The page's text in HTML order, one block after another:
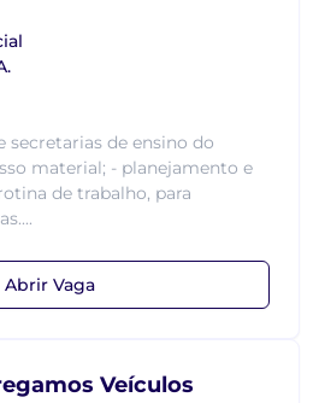
secretarias de ensino do
material; - planejamento e
de trabalho, para
Abrir Vaga
Veículos